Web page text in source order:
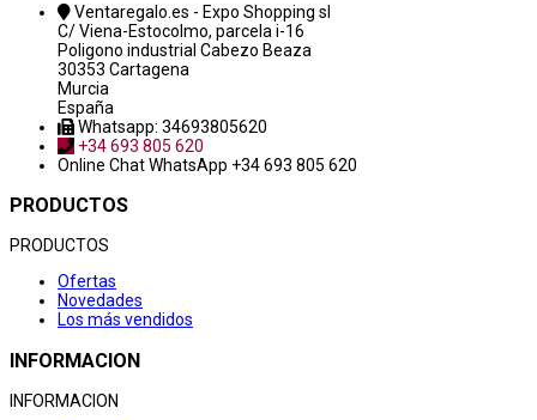
Ventaregalo.es - Expo Shopping sl
C/ Viena-Estocolmo, parcela i-16
Poligono industrial Cabezo Beaza
30353 Cartagena
Murcia
España
Whatsapp: 34693805620
+34 693 805 620
Online ChatWhatsApp +34 693 805 620
PRODUCTOS
PRODUCTOS
Ofertas
Novedades
Los más vendidos
INFORMACION
INFORMACION